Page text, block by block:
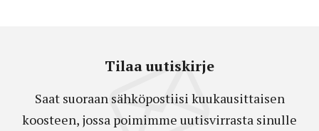
Tilaa uutiskirje
Saat suoraan sähköpostiisi kuukausittaisen
koosteen, jossa poimimme uutisvirrasta sinulle